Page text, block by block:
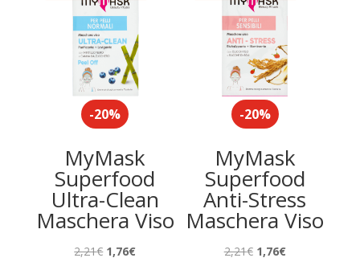
-20%
MyMask
Superfood
Ultra-Clean
Maschera Viso
2,21€ Il
1,76€Il
-20%
MyMask
Superfood
Anti-Stress
Maschera Viso
2,21€ Il
1,76€Il